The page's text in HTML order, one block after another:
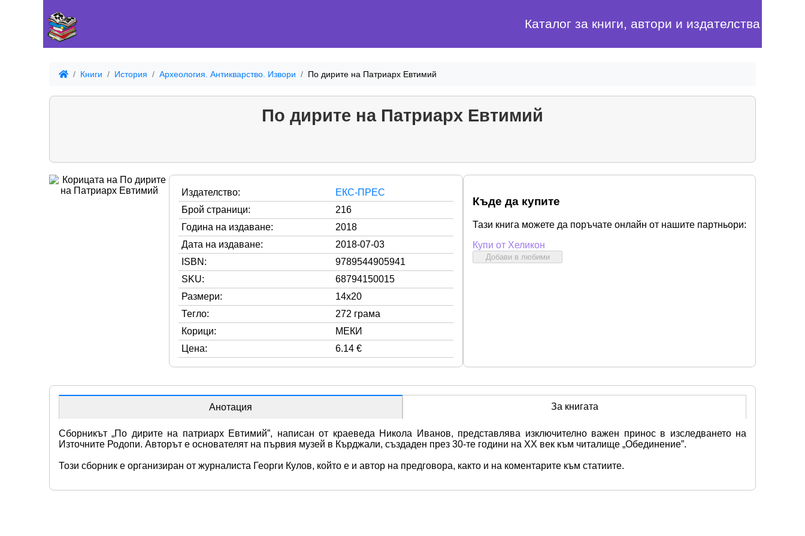
Каталог за книги, автори и издателства
Книги История Археология. Антикварство. Извори По дирите на Патриарх Евтимий
По дирите на Патриарх Евтимий
Издателство:
ЕКС-ПРЕС
Брой страници:
216
Година на издаване:
2018
Дата на издаване:
2018-07-03
ISBN:
9789544905941
SKU:
68794150015
Размери:
14x20
Тегло:
272 грама
Корици:
МЕКИ
Цена:
6.14 €
Къде да купите
Тази книга можете да поръчате онлайн от нашите партньори:
Купи от Хеликон
Добави в любими
Анотация За книгата
Сборникът „По дирите на патриарх Евтимий”, написан от краеведа Никола Иванов, представлява изключително важен принос в изследването на
Източните Родопи. Авторът е основателят на първия музей в Кърджали, създаден през 30-те години на XX век към читалище „Обединение”.
Този сборник е организиран от журналиста Георги Кулов, който е и автор на предговора, както и на коментарите към статиите.